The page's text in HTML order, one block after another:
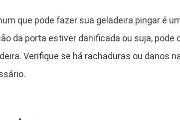
que pode fazer sua geladeira pingar é
da porta estiver danificada ou suja, pode
Verifique se há rachaduras ou danos